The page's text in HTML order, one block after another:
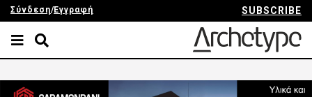
Σύνδεση/Εγγραφή SUBSCRIBE